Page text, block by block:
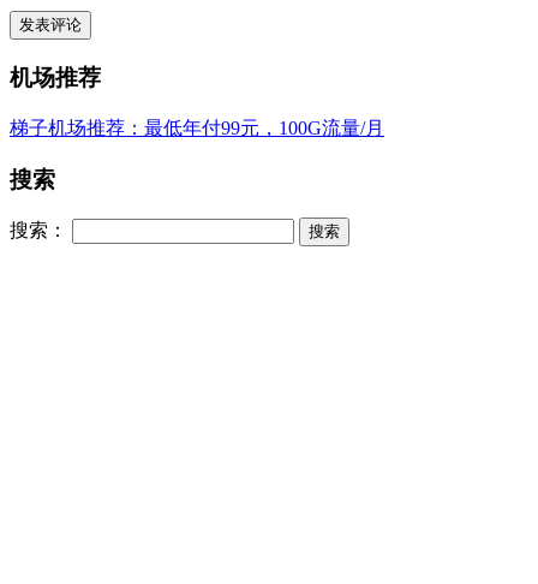
机场推荐
梯子机场推荐：最低年付99元，100G流量/月
搜索
搜索：